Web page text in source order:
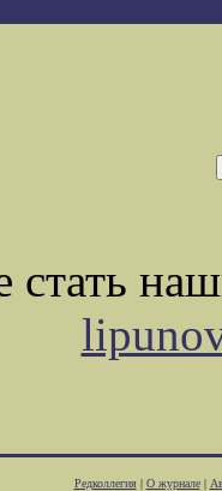
стать
Редколлегия| О журнале|